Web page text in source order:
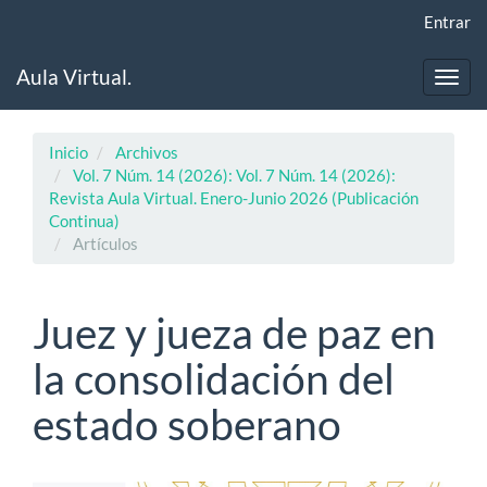
principal
Entrar
Aula Virtual.
Inicio
Archivos
Vol. 7 Núm. 14 (2026): Vol. 7 Núm. 14 (2026):
Revista Aula Virtual. Enero-Junio 2026 (Publicación
Continua)
Artículos
Juez y jueza de paz en
la consolidación del
estado soberano